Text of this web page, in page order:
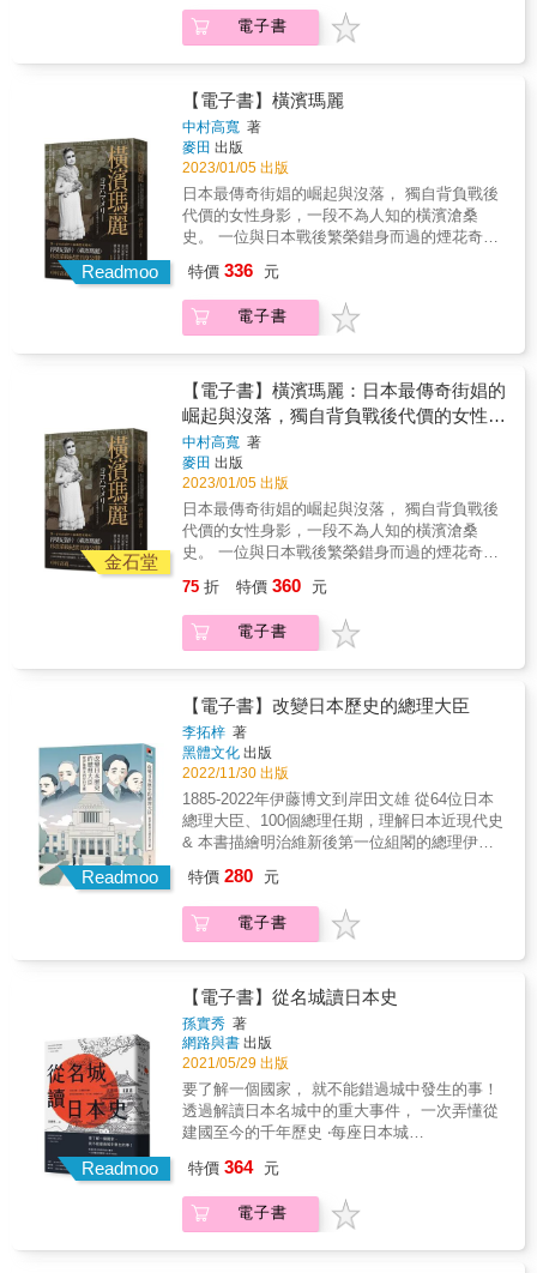
的山徑，循著這條山徑，在大人物生活中的小
片段，品嚐閱讀歷史的樂趣。
節日。本書以淺顯易懂的文字，手帳形式的書
寫，帶領讀者穿越日本歷史的長廊，走進經典
人物的生活，一窺當代文化、社會發展的多重
樣貌。跳脫歷史意義的制式框架，在茂呂美耶
的筆下，歷史人物不再只有評論史實的功能，
透過生動地描述，輕鬆活潑的字句，縮短時空
的距離感，帶領讀者重新認識撰寫《源氏物
語》的紫式部，原來也愛吃沙丁魚；日本史上
第一位女性婦產科醫師楠本稻其實是混血兒；
瀟灑的清水次郎長娶了三任妻子竟然都叫阿蝶
&hellip;&hellip;。作者憑藉著對日本歷史的專業
與熱忱，以「普及日本歷史常識」為目標，挑
選大眾較為熟悉的人物與文化現象，運用平易
近人的切入點，為讀者開闢一條認識日本歷史
的山徑，循著這條山徑，在大人物生活中的小
少。本書由同時精通戰國史及經濟史的學者川
戸貴史，首度挑戰這個題材，採取由淺入深的
書寫，無論懂不懂經濟學，都可以津津有味地
閱讀。 & 以經濟為核心視角，探究日本戰國大
名「經營之道」的深度讀本。 工頭堅、月翔兵
長、洪維揚、胡煒權 一致推薦！ & 本書特色
1. 第一本以「經濟史」切入的日本戰國書籍。
有相當多的作者精通日本戰國史但完全不懂經
濟學，或是只精通現代經濟學但不懂日本戰國
史。本書是少數由同時精通戰國史以及經濟史
的學者所撰寫。 2. 由淺入深，無論懂不懂經濟
學，都可以津津有味地閱讀。 3. 日本戰國迷的
進階讀本。 &
最慘烈的戰役，美軍登陸沖繩後短短三個月
間，奪走了20萬人的性命，其中逾12萬為沖繩
戰、照顧傷患，甚至被賦予了護送天皇照片
「御真影」到安全地點的機密任務。 & 在被稱
之為「鐵之暴風」的無情炮火中，有的孩子轉
瞬犧牲，有的孩子背上了炸彈後就一去不回，
有的孩子搭乘的疏散船遭到擊沉，有的孩子被
日軍強迫「集體自盡」，而有的則在逃難中見
證父母親友的死亡，成了戰爭孤兒
&hellip;&hellip;。 & 本書從沖繩民眾的角度出
發，透過第一手的口述證言和大量文獻，書寫
特別是沖繩18歲以下的孩童所經歷的沖繩戰。
作者川滿彰從琉球王國遭到日本吞併談起，進
而談到日本政府對沖繩孩童施行同化教育和皇
民化教育，乃至太平洋戰爭爆發後，沖繩的少
年少女們被徵召為士兵及護士、加入學徒隊，
走上戰場的恐怖經歷，書中都有寫實而細緻的
描寫。 & 沖繩戰是沖繩人不曾淡忘的歷史記
憶，經由本書，我們不但可以深入了解沖繩的
過去，也可以進一步體認沖繩人對戰爭的警醒
和反思。 & 本書特色 ★本書是認識沖繩戰的絕
佳歷史著作，從「姬百合學徒隊」到「鐵血勤
皇隊」，從「集體自盡」到「戰爭孤兒」，作
認知視野。 ★沖繩戰役與台灣深度連結，二戰
時沖繩和台灣同受日本的皇民化教育，台灣也
有年輕的少年少女被動員上戰場，雙方的經驗
與恐怖，令人深思和平的重要性。 ★中文版獨
家收錄16張珍貴的沖繩戰歷史照片、作者撰寫
的「台灣版序」及譯者後記，加深讀者對沖繩
戰的認識。 &
電子書
Readmoo
【電子書】橫濱瑪麗
中村高寬 著
麥田 出版
2023/01/05 出版
日本最傳奇街娼的崛起與沒落， 獨自背負戰後
代價的女性身影，一段不為人知的橫濱滄桑
史。 一位與日本戰後繁榮錯身而過的煙花奇女
比動容的都市傳奇。 胡川安｜國立中央大學中
文系助理教授 茂呂美耶｜作家 梁允睿｜紅潮劇
集 藝術總監 潘文慧｜日本東北大學國際文化研
尊人形妖物，佇立於橫濱街頭。 得獎紀錄片
《橫濱瑪麗》導演親述，幕後紀實首度公開！
最珍貴的第一手訪談資料 &times; 拍攝歷程揭
祕！ 走訪橫濱街廓的考察記行，重現戰後由酒
家和黑市所撐起的日本樣貌、橫濱風月場所的
興衰起落，挖掘出影像難以捕捉的，瑪麗小姐
的「真實」！ ★瑪麗小姐究竟是誰？為何走入
賣春一途？ ★瑪麗小姐最後去了哪裡，晚年境
況如何？ ★除了橫濱之外，竟也出現了「不同
版本」的瑪麗？ 在橫濱，「瑪麗小姐」是眾人
她的來歷，坊間流傳著各種謠言。最廣為人知
的說法是日本戰敗後，她受政府召募加入慰安
行列，後又因機構關閉，只得成為阻街的私
終身，但最後只餘下她痴痴守候的身影，凝結
成橫濱當地永恆的一景。在虛實交錯的傳言之
下，在「真實」與「事實」的渲染之間，瑪麗
小姐活成了橫濱的地標。她的一生，貫穿了橫
濱的現代化歷程；她的凋零，象徵了老橫濱的
逝去。當瑪麗小姐從城市中銷聲匿跡，舊時代
的美好與醜惡也正式宣告落幕，消失於歷史洪
被視為必須排除的不潔存在，瑪麗小姐從城市
黯然淡出，亦揭露了橫濱是如何逐漸失去「戰
後記憶」。透過本書導演兼作者中村高寬的文
字，「戰後」性風俗產業下的女性身姿一一躍
變貌。& &
特價 336 元
電子書
金石堂
【電子書】橫濱瑪麗：日本最傳奇街娼的
崛起與沒落，獨自背負戰後代價的女性身
影，一段不為人知的橫濱滄桑史
中村高寬 著
麥田 出版
2023/01/05 出版
日本最傳奇街娼的崛起與沒落， 獨自背負戰後
代價的女性身影，一段不為人知的橫濱滄桑
史。 一位與日本戰後繁榮錯身而過的煙花奇女
比動容的都市傳奇。 胡川安｜國立中央大學中
文系助理教授 茂呂美耶｜作家 梁允睿｜紅潮劇
集 藝術總監 潘文慧｜日本東北大學國際文化研
尊人形妖物，佇立於橫濱街頭。 得獎紀錄片
《橫濱瑪麗》導演親述，幕後紀實首度公開！
最珍貴的第一手訪談資料 &times; 拍攝歷程揭
祕！ 走訪橫濱街廓的考察記行，重現戰後由酒
家和黑市所撐起的日本樣貌、橫濱風月場所的
興衰起落，挖掘出影像難以捕捉的，瑪麗小姐
的「真實」！ ★瑪麗小姐究竟是誰？為何走入
賣春一途？ ★瑪麗小姐最後去了哪裡，晚年境
況如何？ ★除了橫濱之外，竟也出現了「不同
皆知的傳奇人物，多年來皆以賣春為生。關於
她的來歷，坊間流傳著各種謠言。最廣為人知
的說法是日本戰敗後，她受政府召募加入慰安
娼。在美貌最盛時，她曾跟一名美國軍官互許
終身，但最後只餘下她痴痴守候的身影，凝結
成橫濱當地永恆的一景。在虛實交錯的傳言之
下，在「真實」與「事實」的渲染之間，瑪麗
小姐活成了橫濱的地標。她的一生，貫穿了橫
濱的現代化歷程；她的凋零，象徵了老橫濱的
逝去。當瑪麗小姐從城市中銷聲匿跡，舊時代
流中。 從區區娼妓一躍而成橫濱地景，同時又
被視為必須排除的不潔存在，瑪麗小姐從城市
黯然淡出，亦揭露了橫濱是如何逐漸失去「戰
75 折 特價 360 元
電子書
Readmoo
【電子書】改變日本歷史的總理大臣
李拓梓 著
黑體文化 出版
2022/11/30 出版
1885-2022年伊藤博文到岸田文雄 從64位日本
總理大臣、100個總理任期，理解日本近現代史
& 本書描繪明治維新後第一位組閣的總理伊藤
百個總理任期當中，日本如何從小國崛起為帝
國，又因為過度擴張的野心而捲入戰火，最終
戰敗被打掉重練，重新振興，成為今日的樣
大臣們。在歷史的關鍵時刻，決策者本身的經
驗、膽識和判斷力，才是做出好壞決定的關
鍵。無法抗拒時代與民粹的近衞文麿把日本帶
入日中戰場，也把自己送上黃泉路；全力終止
戰爭的鈴木貫太郎，老驥伏櫪讓日本免於本土
戰爭的生靈塗炭；吉田茂對美國人低頭，是為
了讓日本早日獨立，脫離敗戰陰影；池田勇人
盤點局勢，喊出「所得倍增」，帶領日本重回
強國之列。這些總理大臣的一念改變了歷史，
傑」（木戶孝允、大久保利通和西鄉隆盛）因
各種原因相繼去世，伊藤博文躍上歷史舞台，
從此開啟明治維新下半場的改革工作。經過伊
特價 280 元
電子書
Readmoo
【電子書】從名城讀日本史
孫實秀 著
網路與書 出版
2021/05/29 出版
要了解一個國家， 就不能錯過城中發生的事！
透過解讀日本名城中的重大事件， 一次弄懂從
建國至今的千年歷史 ‧每座日本城
京大阪等主要都市，對於當地的歷史就有看沒
有懂？ ‧遊覽名城時雖然有歷史介紹，但要串連
日本千年的歷史卻非常困難？ 築城是守衛一國
特價 364 元
電子書